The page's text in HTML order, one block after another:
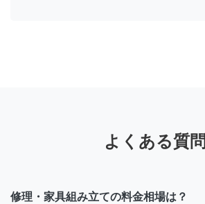
よくある質問
修理・家具組み立ての料金相場は？